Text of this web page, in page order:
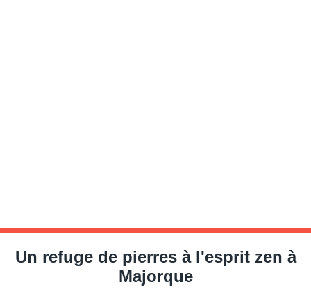
Un refuge de pierres à l'esprit zen à
Majorque